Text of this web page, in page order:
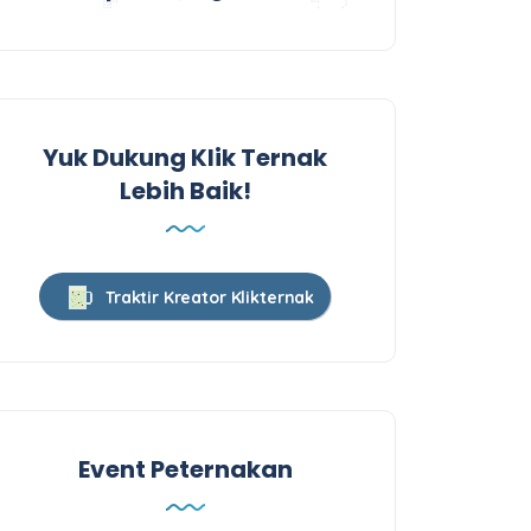
Yuk Dukung Klik Ternak
Lebih Baik!
Traktir Kreator Klikternak
Event Peternakan